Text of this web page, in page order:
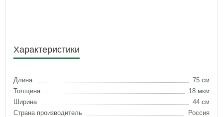
Характеристики
Длина
75 см
Толщина
18 мкм
Ширина
44 см
Страна производитель
Россия